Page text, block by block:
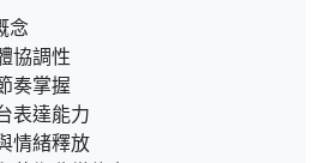
念
協調性
奏掌握
表達能力
情緒釋放